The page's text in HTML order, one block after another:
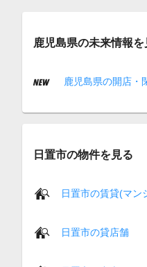
鹿児島県の未来情報を
鹿児島県の開店・
日置市の物件を見る
日置市の賃貸(マン
日置市の貸店舗